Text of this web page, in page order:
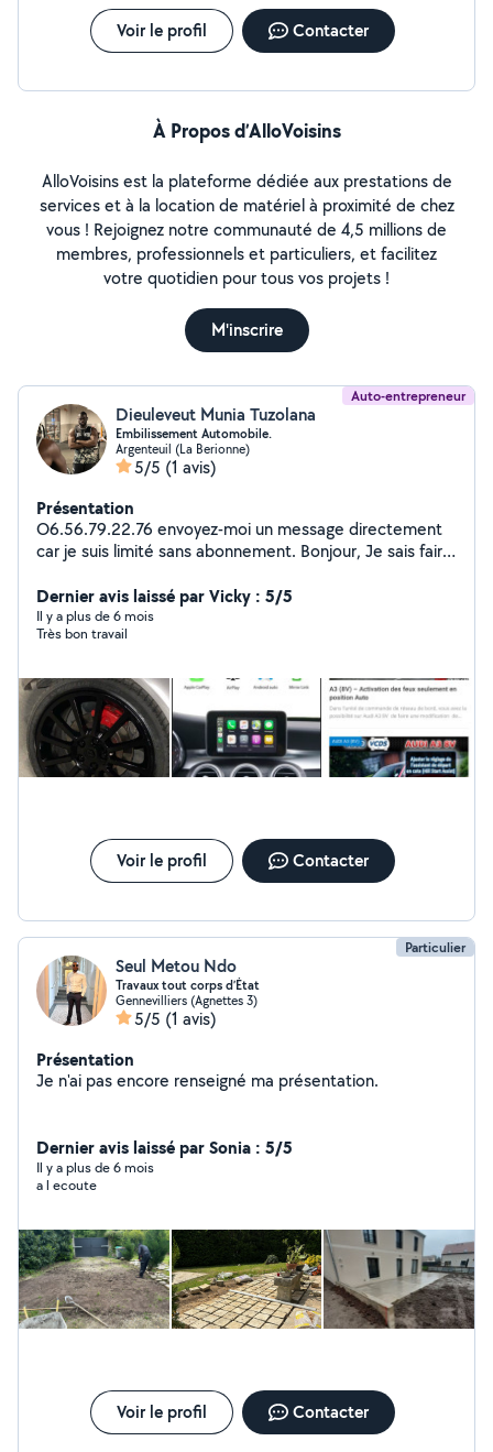
Voir le profil Contacter
À Propos d’AlloVoisins
AlloVoisins est la plateforme dédiée aux prestations de
services et à la location de matériel à proximité de chez
vous ! Rejoignez notre communauté de 4,5 millions de
membres, professionnels et particuliers, et facilitez
votre quotidien pour tous vos projets !
M'inscrire
Auto-entrepreneur
Dieuleveut Munia Tuzolana
Embilissement Automobile.
Argenteuil (La Berionne)
5/5 (1 avis)
Présentation
O6.56.79.22.76 envoyez-moi un message directement
car je suis limité sans abonnement. Bonjour, Je sais faire
Nettoyage, activation d'options cachées, teinte de
feux, jantes, étriers, activation CarPlay,etc.
Dernier avis laissé par Vicky : 5/5
Il y a plus de 6 mois
Très bon travail
Voir le profil Contacter
Particulier
Seul Metou Ndo
Travaux tout corps d’État
Gennevilliers (Agnettes 3)
5/5 (1 avis)
Présentation
Je n'ai pas encore renseigné ma présentation.
Dernier avis laissé par Sonia : 5/5
Il y a plus de 6 mois
a l ecoute
Voir le profil Contacter